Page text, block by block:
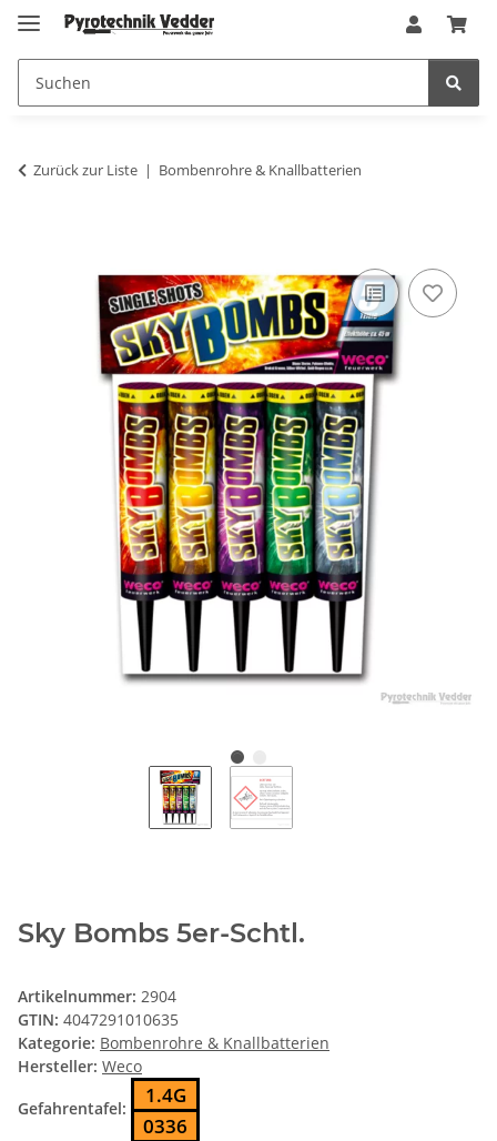
Zurück zur Liste Bombenrohre & Knallbatterien
Sky Bombs 5er-Schtl.
Artikelnummer: 2904
GTIN: 4047291010635
Kategorie: Bombenrohre & Knallbatterien
Hersteller: Weco
Gefahrentafel:
1.4G
0336